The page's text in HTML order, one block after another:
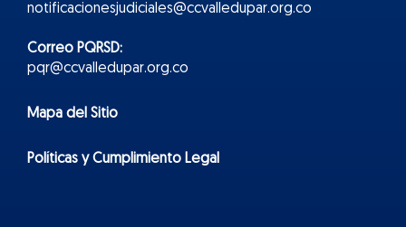
notificacionesjudiciales@ccvalledupar.org.co
Correo PQRSD:
pqr@ccvalledupar.org.co
Mapa del Sitio
Políticas y Cumplimiento Legal